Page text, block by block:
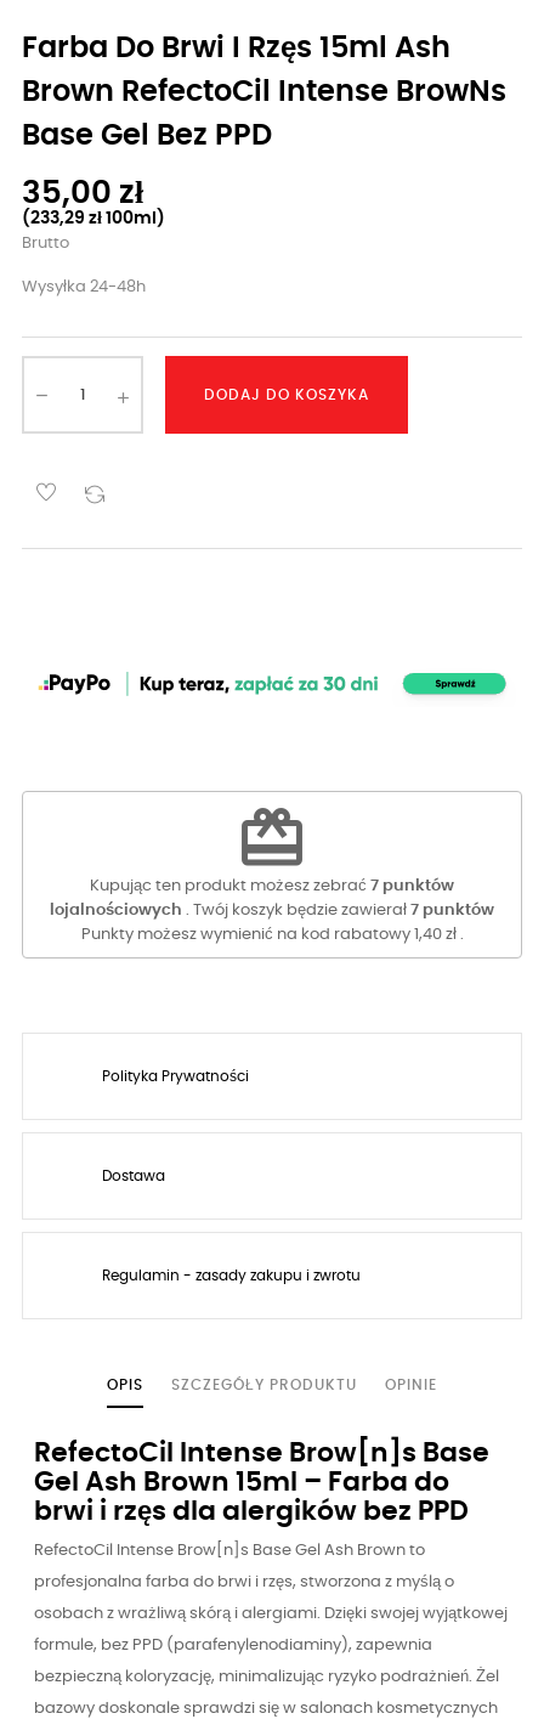
Farba Do Brwi I Rzęs 15ml Ash
Brown RefectoCil Intense BrowNs
Base Gel Bez PPD
35,00 zł
(233,29 zł 100ml)
Brutto
Wysyłka 24-48h
DODAJ DO KOSZYKA
redeem
Kupując ten produkt możesz zebrać 7 punktów
lojalnościowych . Twój koszyk będzie zawierał 7 punktów
Punkty możesz wymienić na kod rabatowy 1,40 zł.
Polityka Prywatności
Dostawa
Regulamin - zasady zakupu i zwrotu
OPIS SZCZEGÓŁY PRODUKTU OPINIE
RefectoCil Intense Brow[n]s Base
Gel Ash Brown 15ml – Farba do
brwi i rzęs dla alergików bez PPD
RefectoCil Intense Brow[n]s Base Gel Ash Brown to
profesjonalna farba do brwi i rzęs, stworzona z myślą o
osobach z wrażliwą skórą i alergiami. Dzięki swojej wyjątkowej
formule, bez PPD (parafenylenodiaminy), zapewnia
bezpieczną koloryzację, minimalizując ryzyko podrażnień. Żel
bazowy doskonale sprawdzi się w salonach kosmetycznych